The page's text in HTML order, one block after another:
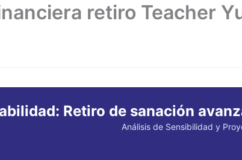
retiro Teacher
Retiro de sanación
Análisis de Sensibilidad y